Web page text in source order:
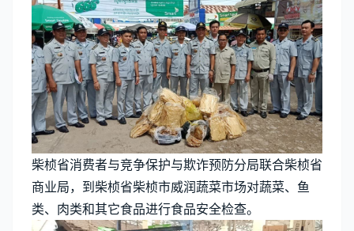
柴桢省消费者与竞争保护与欺诈预防分局联合柴桢省
商业局，到柴桢省柴桢市威润蔬菜市场对蔬菜、鱼
类、肉类和其它食品进行食品安全检查。